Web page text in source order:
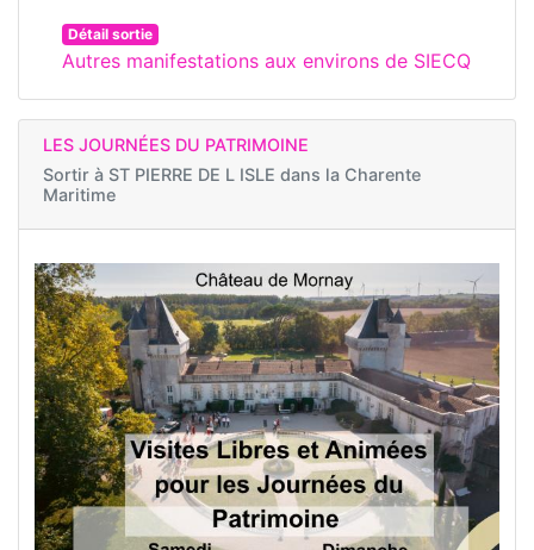
Détail sortie
Autres manifestations aux environs de SIECQ
LES JOURNÉES DU PATRIMOINE
Sortir à ST PIERRE DE L ISLE dans la Charente
Maritime